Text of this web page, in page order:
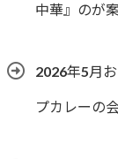
中華』のが
2026年5月
プカレーの